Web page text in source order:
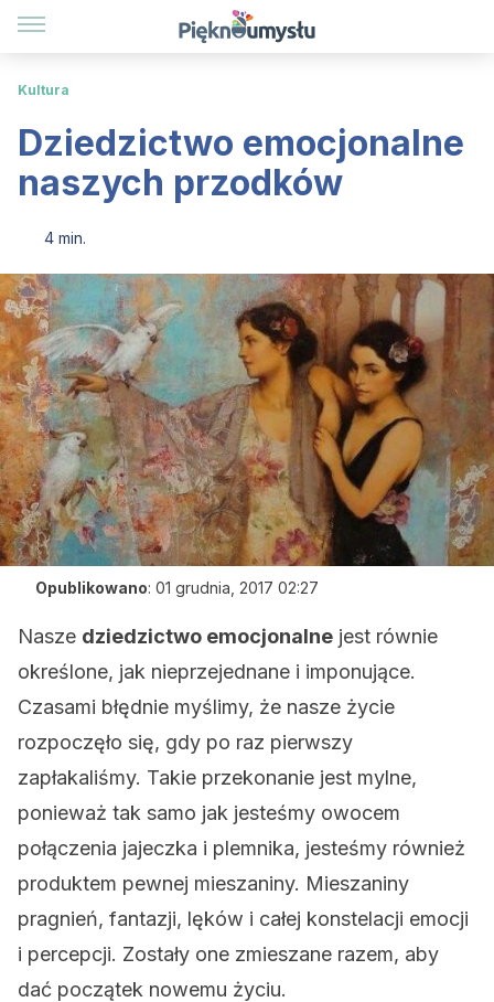
Kultura
Dziedzictwo emocjonalne
naszych przodków
4 min.
Opublikowano: 01 grudnia, 2017 02:27
Nasze dziedzictwo emocjonalne jest równie
określone, jak nieprzejednane i imponujące.
Czasami błędnie myślimy, że nasze życie
rozpoczęło się, gdy po raz pierwszy
zapłakaliśmy. Takie przekonanie jest mylne,
ponieważ tak samo jak jesteśmy owocem
połączenia jajeczka i plemnika, jesteśmy również
produktem pewnej mieszaniny. Mieszaniny
pragnień, fantazji, lęków i całej konstelacji emocji
i percepcji. Zostały one zmieszane razem, aby
dać początek nowemu życiu.